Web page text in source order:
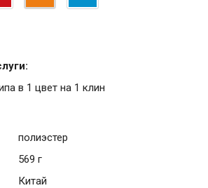
в 1 цвет на 1 клин
полиэстер
569 г
Китай